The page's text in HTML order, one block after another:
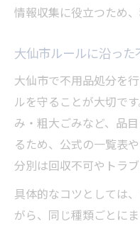
情報収集に役立つため
大仙市ルールに沿っ
大仙市で不用品処分を
ルを守ることが大切で
み・粗大ごみなど、品
るため、公式の一覧表
分別は回収不可やトラ
具体的なコツとしては
がら、同じ種類ごとに